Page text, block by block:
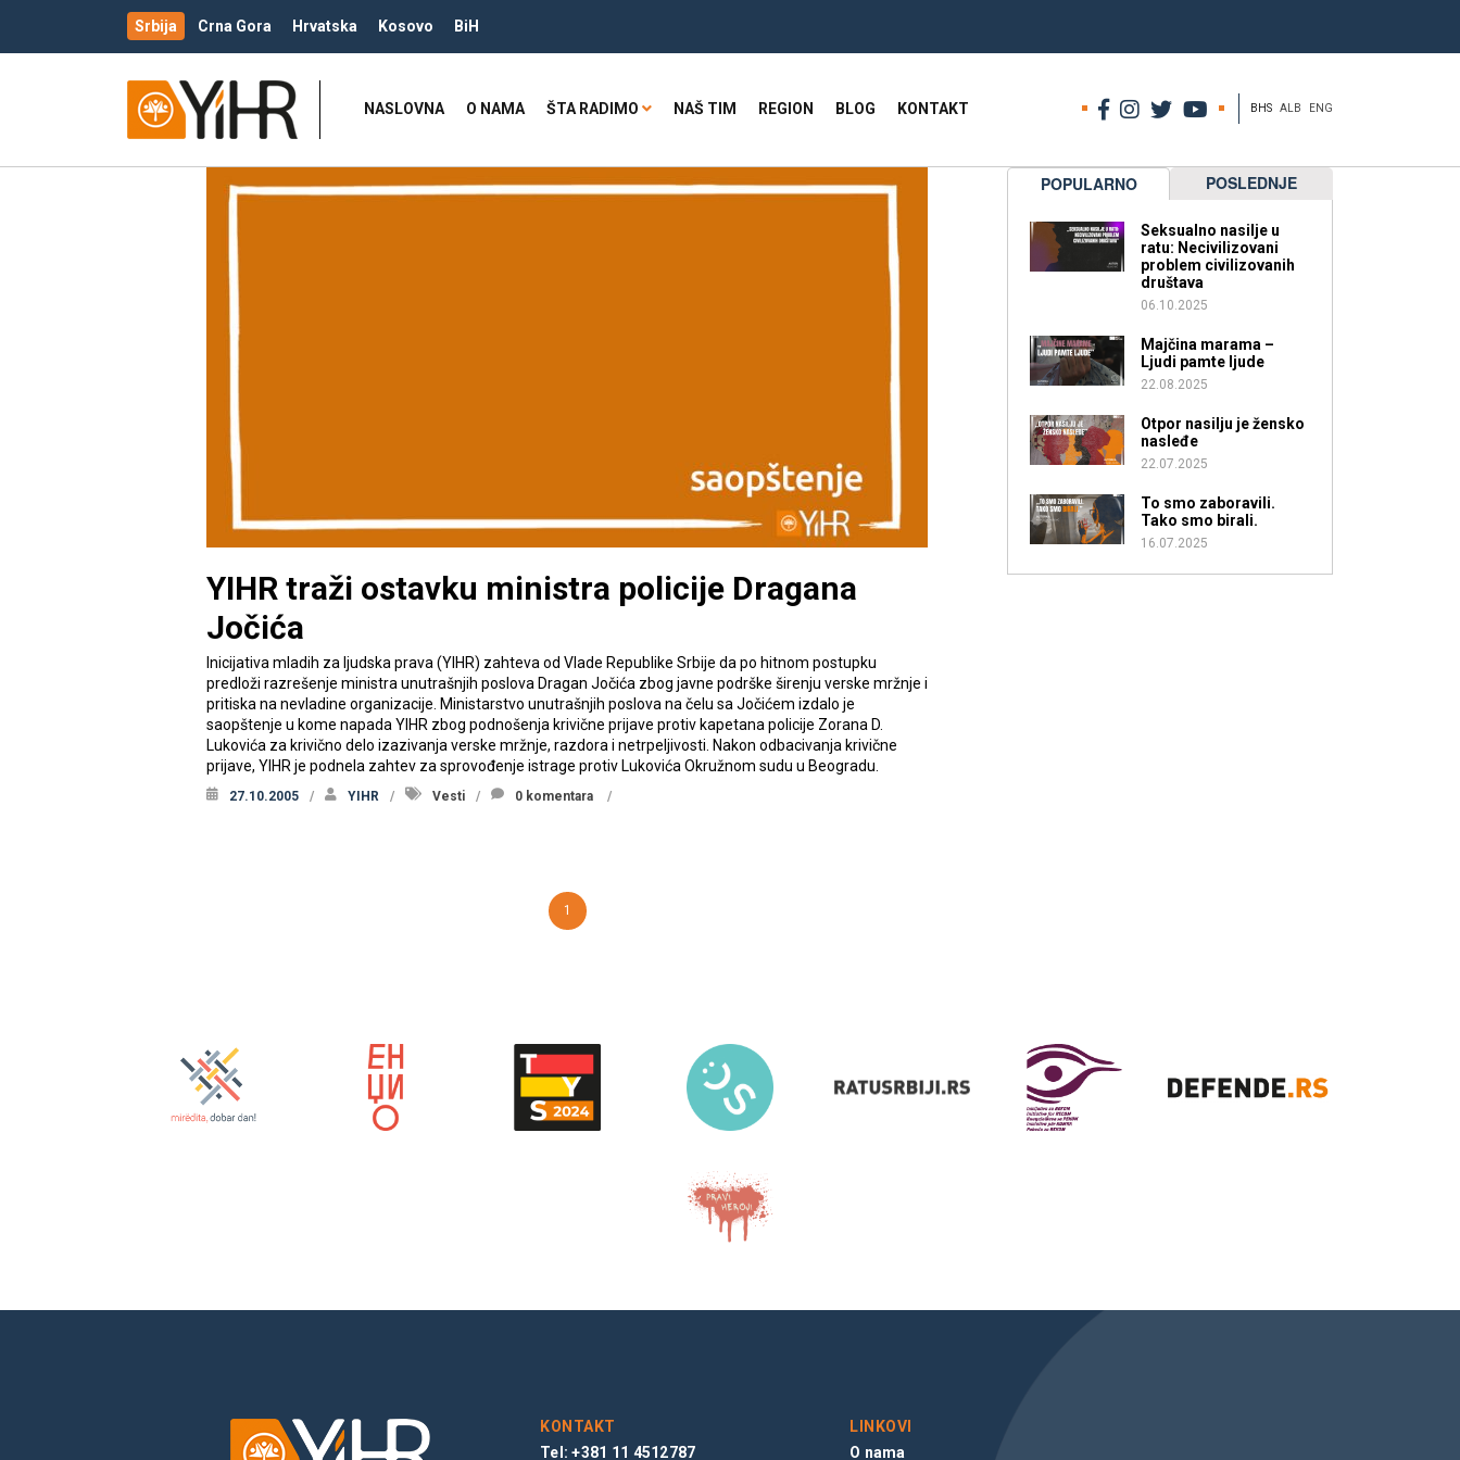
Srbija Crna Gora Hrvatska Kosovo BiH
NASLOVNA O NAMA ŠTA RADIMO NAŠ TIM REGION BLOG KONTAKT BHS ALB ENG
YIHR traži ostavku ministra policije Dragana
Jočića
Inicijativa mladih za ljudska prava (YIHR) zahteva od Vlade Republike Srbije da po hitnom postupku
predloži razrešenje ministra unutrašnjih poslova Dragan Jočića zbog javne podrške širenju verske mržnje i
pritiska na nevladine organizacije. Ministarstvo unutrašnjih poslova na čelu sa Jočićem izdalo je
saopštenje u kome napada YIHR zbog podnošenja krivične prijave protiv kapetana policije Zorana D.
Lukovića za krivično delo izazivanja verske mržnje, razdora i netrpeljivosti. Nakon odbacivanja krivične
prijave, YIHR je podnela zahtev za sprovođenje istrage protiv Lukovića Okružnom sudu u Beogradu.
27.10.2005 YIHR Vesti 0 komentara
1
POPULARNO POSLEDNJE
Seksualno nasilje u
ratu: Necivilizovani
problem civilizovanih
društava
06.10.2025
Majčina marama –
Ljudi pamte ljude
22.08.2025
Otpor nasilju je žensko
nasleđe
22.07.2025
To smo zaboravili.
Tako smo birali.
16.07.2025
KONTAKT
Tel: +381 11 4512787
LINKOVI
O nama